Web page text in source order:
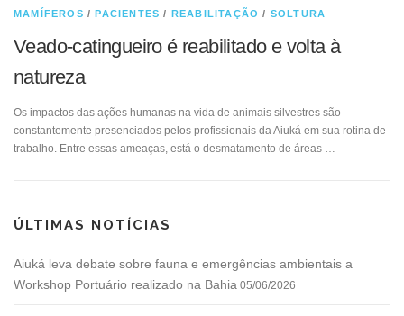
MAMÍFEROS /PACIENTES / REABILITAÇÃO / SOLTURA
Veado-catingueiro é reabilitado e volta à
natureza
Os impactos das ações humanas na vida de animais silvestres são
constantemente presenciados pelos profissionais da Aiuká em sua rotina de
trabalho. Entre essas ameaças, está o desmatamento de áreas …
ÚLTIMAS NOTÍCIAS
Aiuká leva debate sobre fauna e emergências ambientais a
Workshop Portuário realizado na Bahia 05/06/2026